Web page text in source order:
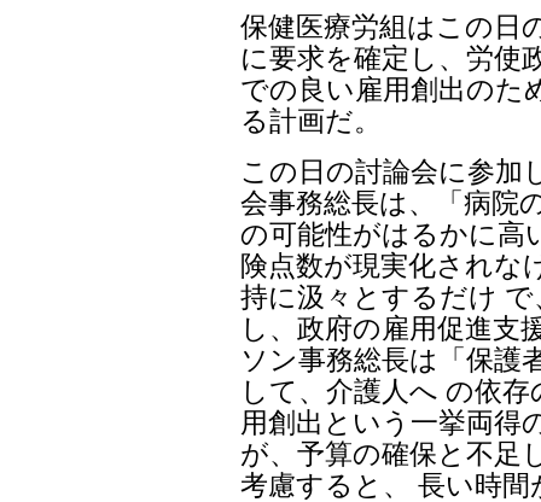
保健医療労組はこの日
に要求を確定し、労使
での良い雇用創出のた
る計画だ。
この日の討論会に参加
会事務総長は、「病院
の可能性がはるかに高
険点数が現実化されな
持に汲々とするだけ
し、政府の雇用促進支
ソン事務総長は「保護
して、介護人へ の依
用創出という一挙両得
が、予算の確保と不足
考慮すると、 長い時